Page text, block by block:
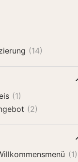
(14)
(1)
(2)
(1)